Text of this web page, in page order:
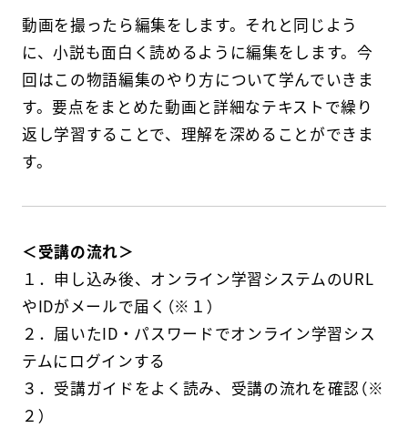
動画を撮ったら編集をします。それと同じよう
に、小説も面白く読めるように編集をします。今
回はこの物語編集のやり方について学んでいきま
す。要点をまとめた動画と詳細なテキストで繰り
返し学習することで、理解を深めることができま
す。
＜受講の流れ＞
１．申し込み後、オンライン学習システムのURL
やIDがメールで届く（※１）
２．届いたID・パスワードでオンライン学習シス
テムにログインする
３．受講ガイドをよく読み、受講の流れを確認（※
２）